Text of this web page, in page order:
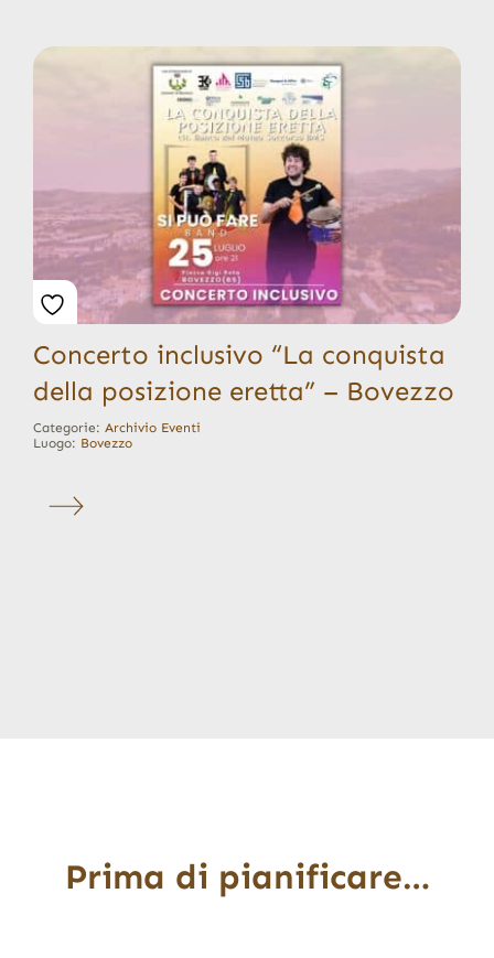
Concerto inclusivo “La conquista
della posizione eretta” – Bovezzo
Categorie: Archivio Eventi
Luogo: Bovezzo
Prima di pianificare…